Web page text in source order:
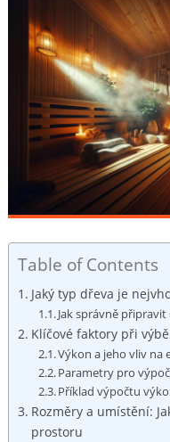
Table of Contents
Jaký typ dřeva je
Jak správně
Klíčové faktory při
Výkon a jeho vliv na
Parametry pro
Příklad výpočtu
Rozměry a umístění:
prostoru